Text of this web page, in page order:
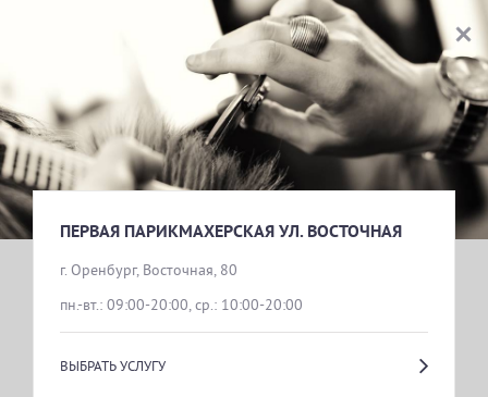
ПЕРВАЯ ПАРИКМАХЕРСКАЯ УЛ. ВОСТОЧНАЯ
г. Оренбург, Восточная, 80
пн.-вт.: 09:00-20:00, ср.: 10:00-20:00
ВЫБРАТЬ УСЛУГУ
ПЕРВАЯ ПАРИКМАХЕРСКАЯ УЛ. ВОСТОЧНАЯ
ВЫБОР УСЛУГИ
ОКРАШИВАНИЕ БЕЗАММИАЧНОЙ КРАСКОЙ В 2 ТОНА MATRIX
ОНЛАЙН ЗАПИСЬ